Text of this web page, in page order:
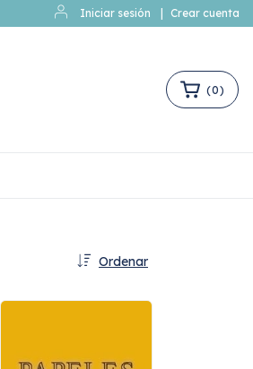
Iniciar sesión Crear cuenta
(0)
Ordenar